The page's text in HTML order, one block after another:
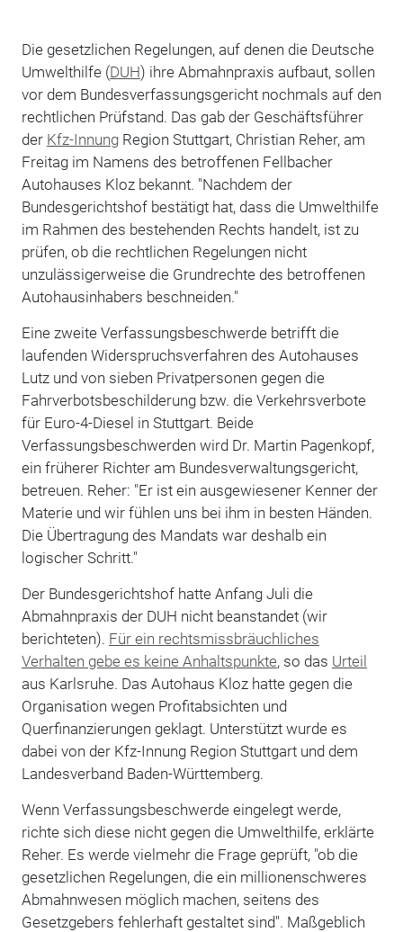
Die gesetzlichen Regelungen, auf denen die Deutsche
Umwelthilfe (DUH) ihre Abmahnpraxis aufbaut, sollen
vor dem Bundesverfassungsgericht nochmals auf den
rechtlichen Prüfstand. Das gab der Geschäftsführer
der Kfz-InnungRegion Stuttgart, Christian Reher, am
Freitag im Namens des betroffenen Fellbacher
Autohauses Kloz bekannt. "Nachdem der
Bundesgerichtshof bestätigt hat, dass die Umwelthilfe
im Rahmen des bestehenden Rechts handelt, ist zu
prüfen, ob die rechtlichen Regelungen nicht
unzulässigerweise die Grundrechte des betroffenen
Autohausinhabers beschneiden."
Eine zweite Verfassungsbeschwerde betrifft die
laufenden Widerspruchsverfahren des Autohauses
Lutz und von sieben Privatpersonen gegen die
Fahrverbotsbeschilderung bzw. die Verkehrsverbote
für Euro-4-Diesel in Stuttgart. Beide
Verfassungsbeschwerden wird Dr. Martin Pagenkopf,
ein früherer Richter am Bundesverwaltungsgericht,
betreuen. Reher: "Er ist ein ausgewiesener Kenner der
Materie und wir fühlen uns bei ihm in besten Händen.
Die Übertragung des Mandats war deshalb ein
logischer Schritt."
Der Bundesgerichtshof hatte Anfang Juli die
Abmahnpraxis der DUH nicht beanstandet (wir
berichteten). Für ein rechtsmissbräuchliches
Verhalten gebe es keine Anhaltspunkte, so das Urteil
aus Karlsruhe. Das Autohaus Kloz hatte gegen die
Organisation wegen Profitabsichten und
Querfinanzierungen geklagt. Unterstützt wurde es
dabei von der Kfz-Innung Region Stuttgart und dem
Landesverband Baden-Württemberg.
Wenn Verfassungsbeschwerde eingelegt werde,
richte sich diese nicht gegen die Umwelthilfe, erklärte
Reher. Es werde vielmehr die Frage geprüft, "ob die
gesetzlichen Regelungen, die ein millionenschweres
Abmahnwesen möglich machen, seitens des
Gesetzgebers fehlerhaft gestaltet sind". Maßgeblich